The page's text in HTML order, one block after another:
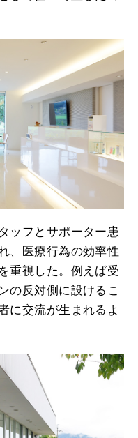
ッフとサポーター患
、医療行為の効率性
重視した。例えば受
の反対側に設けるこ
に交流が生まれるよ